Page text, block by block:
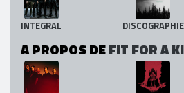
INTEGRAL DISCOGRAPHIE
A PROPOS DEFIT FOR A